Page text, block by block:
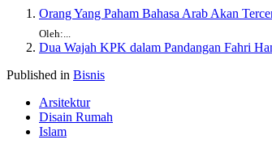
Orang Yang Paham Bahasa Arab Akan
Oleh:...
Dua Wajah KPK dalam Pandangan Fahri
Published in Bisnis
Arsitektur
Disain Rumah
Islam